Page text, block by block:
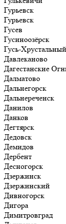
Гурьевск
Гурьевск
Гусев
Гусиноозёрск
Гусь-Хрустальный
Давлеканово
Дагестанские
Далматово
Дальнегорск
Дальнереченск
Данилов
Данков
Дегтярск
Дедовск
Демидов
Дербент
Десногорск
Дзержинск
Дзержинский
Дивногорск
Дигора
Димитровград